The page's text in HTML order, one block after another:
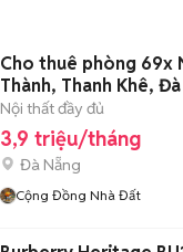
Cho thuê phòng 69x
Thành, Thanh Khê,
Nội thất đầy đủ
3,9 triệu/tháng
Đà Nẵng
Cộng Đồng Nhà Đất